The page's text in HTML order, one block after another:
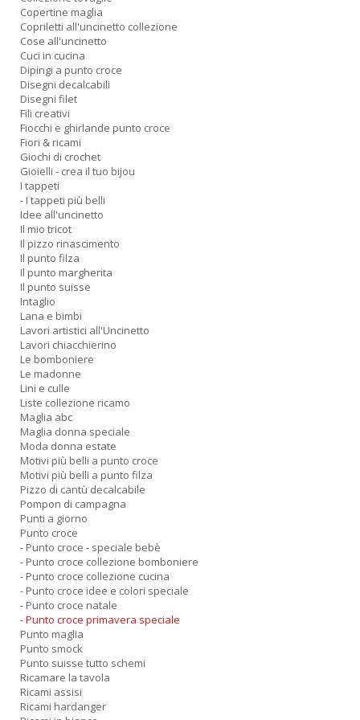
Copertine maglia
Copriletti all'uncinetto collezione
Cose all'uncinetto
Cuci in cucina
Dipingi a punto croce
Disegni decalcabili
Disegni filet
Fili creativi
Fiocchi e ghirlande punto croce
Fiori & ricami
Giochi di crochet
Gioielli - crea il tuo bijou
I tappeti
- I tappeti più belli
Idee all'uncinetto
Il mio tricot
Il pizzo rinascimento
Il punto filza
Il punto margherita
Il punto suisse
Intaglio
Lana e bimbi
Lavori artistici all'Uncinetto
Lavori chiacchierino
Le bomboniere
Le madonne
Lini e culle
Liste collezione ricamo
Maglia abc
Maglia donna speciale
Moda donna estate
Motivi più belli a punto croce
Motivi più belli a punto filza
Pizzo di cantù decalcabile
Pompon di campagna
Punti a giorno
Punto croce
- Punto croce - speciale bebè
- Punto croce collezione bomboniere
- Punto croce collezione cucina
- Punto croce idee e colori speciale
- Punto croce natale
- Punto croce primavera speciale
Punto maglia
Punto smock
Punto suisse tutto schemi
Ricamare la tavola
Ricami assisi
Ricami hardanger